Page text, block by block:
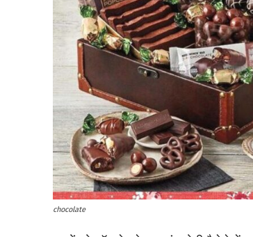
chocolate